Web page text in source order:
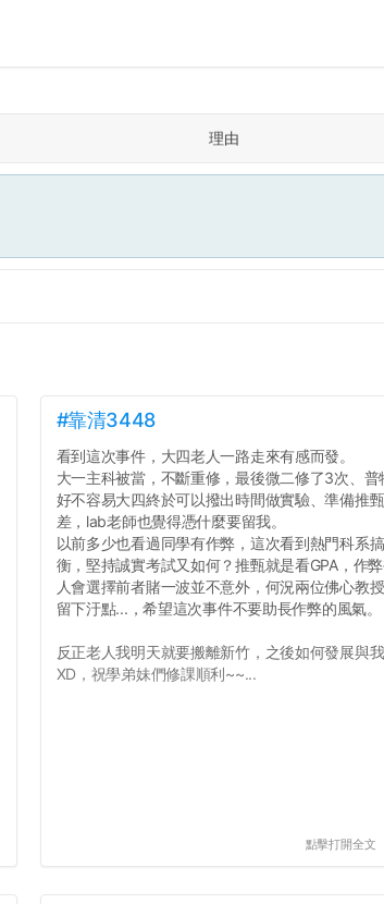
理由
#靠清3448
看到這次事件，大四老人一路走來有感而發。
大一主科被當，不斷重修，最後微二修了3次、
好不容易大四終於可以撥出時間做實驗、準備推
差，lab老師也覺得憑什麼要留我。
以前多少也看過同學有作弊，這次看到熱門科系
衡，堅持誠實考試又如何？推甄就是看GPA，作
人會選擇前者賭一波並不意外，何況兩位佛心教
留下汙點...，希望這次事件不要助長作弊的風氣。
反正老人我明天就要搬離新竹，之後如何發展與
XD，祝學弟妹們修課順利~~...
點擊打開全文